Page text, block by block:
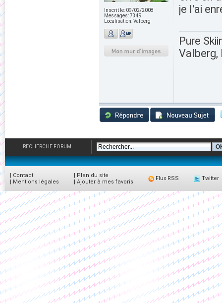
Inscrit le: 09/02/2008
Messages:7349
Localisation:Valberg
je l’ai
Pure
Valberg,
RECHERCHE FORUM
| Contact
| Mentions légales
| Plan du site
| Ajouter à mes favoris
Flux RSS Twitter